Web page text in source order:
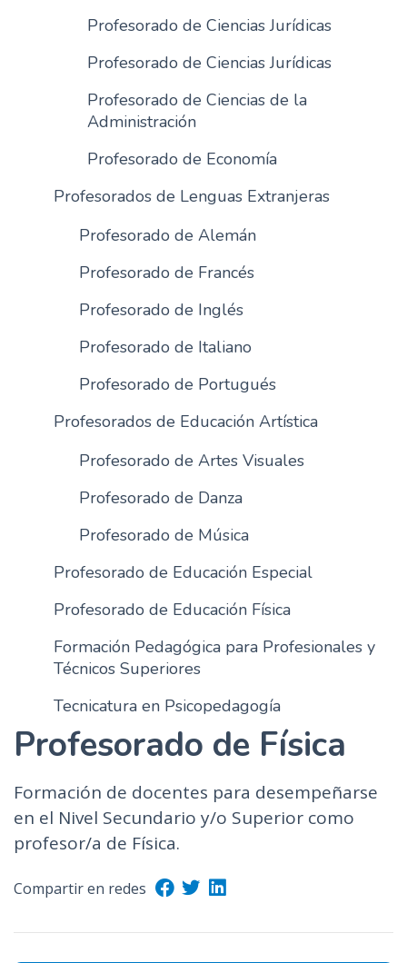
Profesorado de Ciencias Jurídicas
Profesorado de Ciencias Jurídicas
Profesorado de Ciencias de la
Administración
Profesorado de Economía
Profesorados de Lenguas Extranjeras
Profesorado de Alemán
Profesorado de Francés
Profesorado de Inglés
Profesorado de Italiano
Profesorado de Portugués
Profesorados de Educación Artística
Profesorado de Artes Visuales
Profesorado de Danza
Profesorado de Música
Profesorado de Educación Especial
Profesorado de Educación Física
Formación Pedagógica para Profesionales y
Técnicos Superiores
Tecnicatura en Psicopedagogía
Profesorado de Física
Formación de docentes para desempeñarse
en el Nivel Secundario y/o Superior como
profesor/a de Física.
Compartir en redes